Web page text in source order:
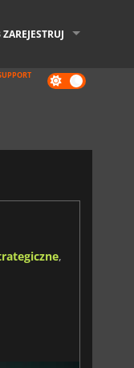
Dark
mode
,